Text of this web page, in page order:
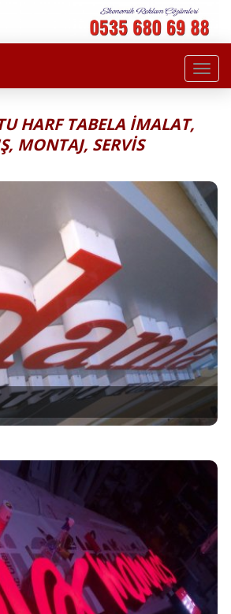
HARF TABELA İMALAT,
MONTAJ, SERVİS